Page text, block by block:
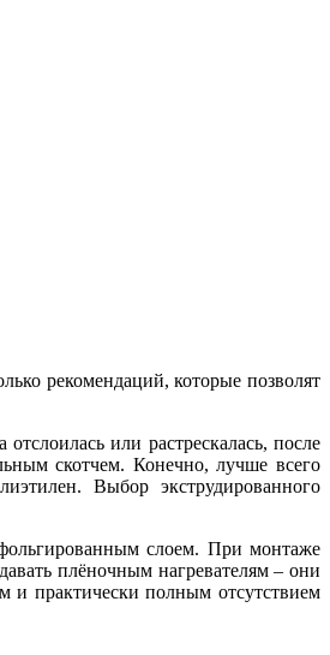
рекомендаций, которые позволят
или растрескалась, после
скотчем. Конечно, лучше всего
Выбор экструдированного
слоем. При монтаже
плёночным нагревателям – они
и практически полным отсутствием